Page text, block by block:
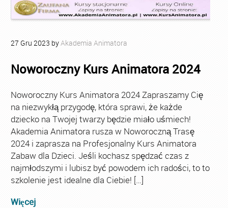
27 Gru 2023 byAkademia Animatora
Noworoczny Kurs Animatora 2024
Noworoczny Kurs Animatora 2024 Zapraszamy Cię
na niezwykłą przygodę, która sprawi, że każde
dziecko na Twojej twarzy będzie miało uśmiech!
Akademia Animatora rusza w Noworoczną Trasę
2024 i zaprasza na Profesjonalny Kurs Animatora
Zabaw dla Dzieci. Jeśli kochasz spędzać czas z
najmłodszymi i lubisz być powodem ich radości, to to
szkolenie jest idealne dla Ciebie! […]
Więcej